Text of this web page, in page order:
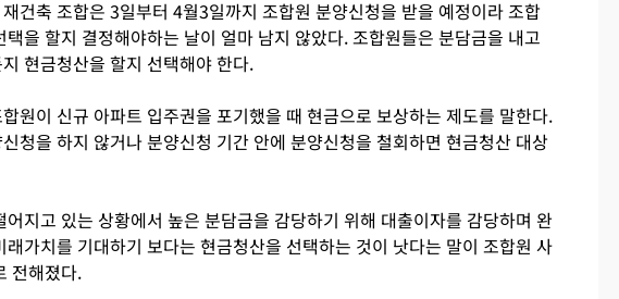
건축 조합은 3일부터 4월3일까지 조합원 분양신청을 받을 예정이라 조합
택을 할지 결정해야하는 날이 얼마 남지 않았다. 조합원들은 분담금을 내고
현금청산을 할지 선택해야 한다.
원이 신규 아파트 입주권을 포기했을 때 현금으로 보상하는 제도를 말한다.
청을 하지 않거나 분양신청 기간 안에 분양신청을 철회하면 현금청산 대상
어지고 있는 상황에서 높은 분담금을 감당하기 위해 대출이자를 감당하며 완
래가치를 기대하기 보다는 현금청산을 선택하는 것이 낫다는 말이 조합원 사
전해졌다.